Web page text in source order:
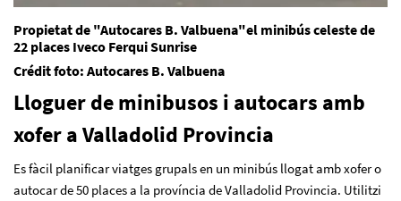
Propietat de "Autocares B. Valbuena"el minibús celeste de
22 places Iveco Ferqui Sunrise
Crédit foto: Autocares B. Valbuena
Lloguer de minibusos i autocars amb
xofer a Valladolid Provincia
Es fàcil planificar viatges grupals en un minibús llogat amb xofer o
autocar de 50 places a la província de Valladolid Provincia. Utilitzi